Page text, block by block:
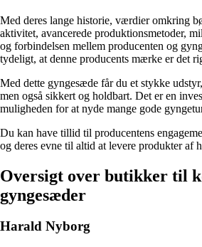
Med deres lange historie, værdier omkring
aktivitet, avancerede produktionsmetoder,
og forbindelsen mellem producenten og
tydeligt, at denne producents mærke er det
Med dette gyngesæde får du et stykke
men også sikkert og holdbart. Det er en
muligheden for at nyde mange gode
Du kan have tillid til producentens
og deres evne til altid at levere produkter af
Oversigt over butikker til
gyngesæder
Harald Nyborg